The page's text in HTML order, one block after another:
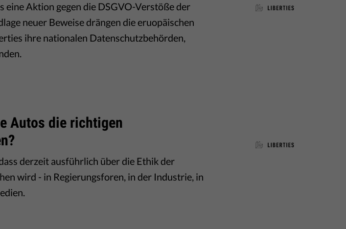
Aktion gegen die DSGVO-Verstöße der
neuer Beweise drängen die eruopäischen
ihre nationalen Datenschutzbehörden,
Autos die richtigen
derzeit ausführlich über die Ethik der
wird - in Regierungsforen, in der Industrie, in